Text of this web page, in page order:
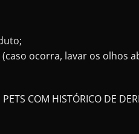
ocorra, lavar os olhos
COM HISTÓRICO DE